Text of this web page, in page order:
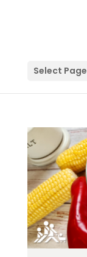
Select Page